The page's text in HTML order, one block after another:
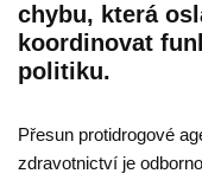
chybu, která
koordinovat
politiku.
Přesun protidrogové
zdravotnictví je